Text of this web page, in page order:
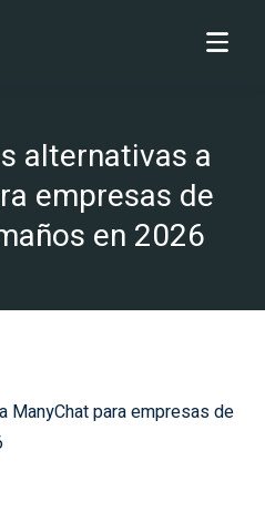
alternativas a
empresas de
en 2026
ManyChat para empresas de